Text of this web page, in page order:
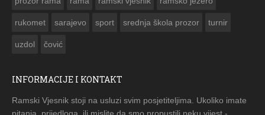
rukomet sarajevo sport srednja škola prozor turnir
uzdol čović
INFORMACIJE I KONTAKT
Ramski Vjesnik stoji na usluzi svim posjetiteljima. Ukoliko imate
pitanja, prijedloga, ili mislite da smo propustili neku vijest -